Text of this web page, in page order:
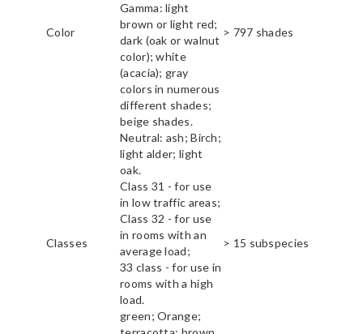
Color
Gamma: light
brown or light red;
dark (oak or walnut
color); white
(acacia); gray
colors in numerous
different shades;
beige shades.
Neutral: ash; Birch;
light alder; light
oak.
> 797 shades
Classes
Class 31 - for use
in low traffic areas;
Class 32 - for use
in rooms with an
average load;
33 class - for use in
rooms with a high
load.
> 15 subspecies
green; Orange;